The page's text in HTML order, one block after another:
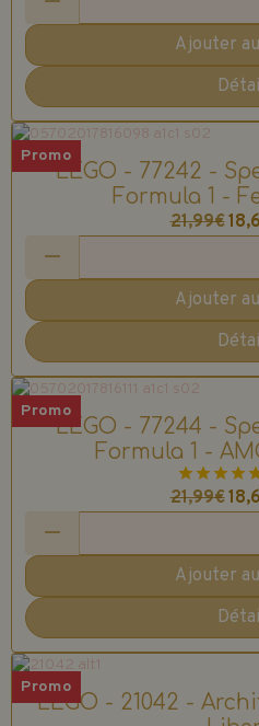
Ajouter
Promo
LEGO - 77242 -
Formula 1 -
21,99€
Ajouter
Promo
LEGO - 77244 -
Formula 1 -
21,99€
Ajouter
Promo
LEGO - 21042 -